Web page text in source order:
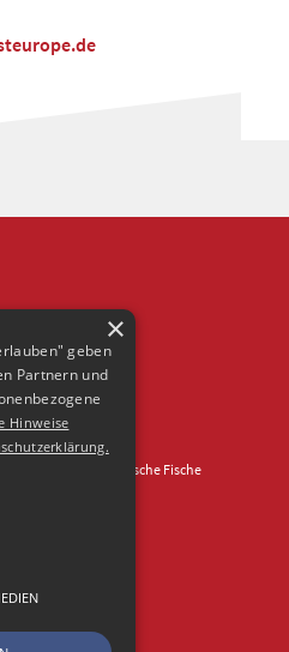
© 2026 Agentur Frische Fische
×
geben
Partnern und
Hinweise